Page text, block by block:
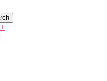
Back-Workshops